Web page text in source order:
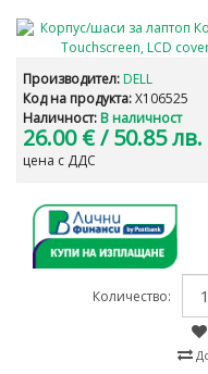
Производител: DELL
Код на продукта:X106525
Наличност: В наличност
26.00 €/ 50.85 лв.
цена с ДДС
Количество: